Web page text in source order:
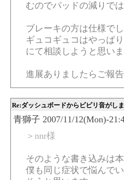
むのでパッドの減りで
ブレーキの方は仕様で
ギュコギュコはやっぱ
にて相談しようと思い
進展ありましたらご報
Re:ダッシュボードからビビリ音がし
青獅子 2007/11/12(Mon)-
＞nnr様
そのような書き込みは
僕も同じ症状で悩んで